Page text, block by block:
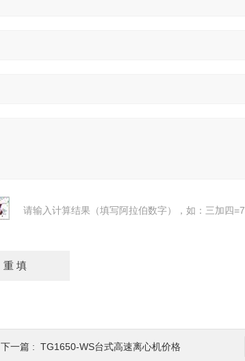
请输入计算结果（填写阿拉伯数字），如：三加四=7
下一篇 : TG1650-WS台式高速离心机价格